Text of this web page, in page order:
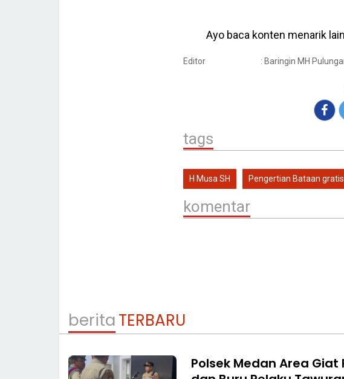
Ayo baca konten menarik
Editor : Baringin MH
tags
H Musa SH Pengertian Bataan gratis
komentar
beritaTERBARU
Polsek Medan Area